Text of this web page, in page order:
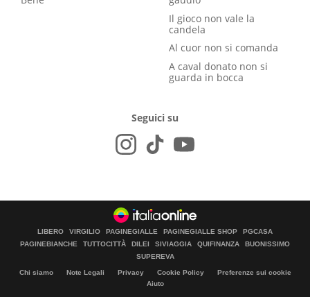
Il gioco non vale la
candela
Al cuor non si comanda
A caval donato non si
guarda in bocca
Seguici su
LIBERO VIRGILIO PAGINEGIALLE PAGINEGIALLE SHOP
PGCASA
PAGINEBIANCHE
TUTTOCITTÀ DILEI SIVIAGGIA QUIFINANZA
BUONISSIMO
SUPEREVA
Chi siamo Note Legali Privacy Cookie Policy
Preferenze sui cookie
Aiuto